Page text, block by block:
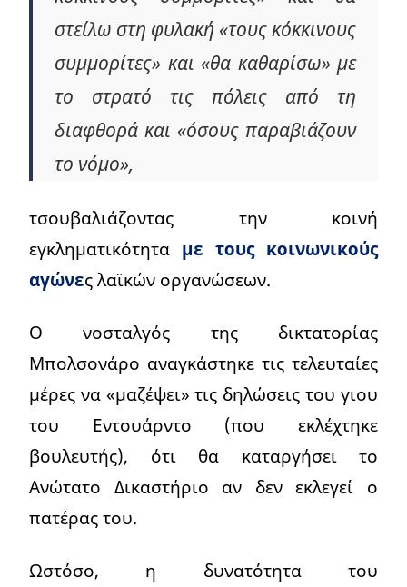
στείλω στη φυλακή «τους κόκκινους
συμμορίτες» και «θα καθαρίσω» με
το στρατό τις πόλεις από τη
διαφθορά και «όσους παραβιάζουν
το νόμο»,
τσουβαλιάζοντας την κοινή
εγκληματικότητα με τους κοινωνικούς
αγώνες λαϊκών οργανώσεων.
Ο νοσταλγός της δικτατορίας
Μπολσονάρο αναγκάστηκε τις τελευταίες
μέρες να «μαζέψει» τις δηλώσεις του γιου
του Εντουάρντο (που εκλέχτηκε
βουλευτής), ότι θα καταργήσει το
Ανώτατο Δικαστήριο αν δεν εκλεγεί ο
πατέρας του.
Ωστόσο, η δυνατότητα του